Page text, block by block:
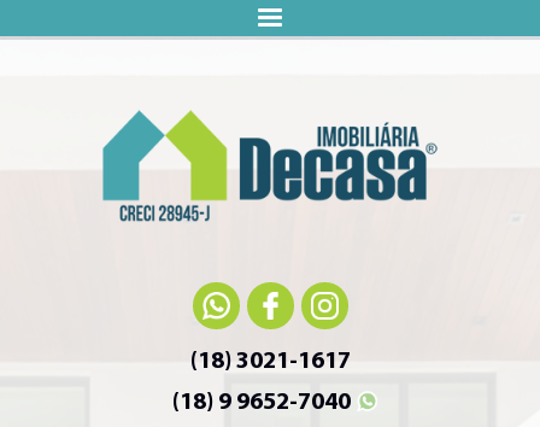
(18) 3021-1617
(18) 9 9652-7040